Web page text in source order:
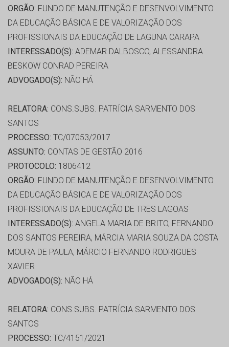
ORGÃO: FUNDO DE MANUTENÇÃO E DESENVOLVIMENTO
DA EDUCAÇÃO BÁSICA E DE VALORIZAÇÃO DOS
PROFISSIONAIS DA EDUCAÇÃO DE LAGUNA CARAPA
INTERESSADO(S): ADEMAR DALBOSCO, ALESSANDRA
BESKOW CONRAD PEREIRA
ADVOGADO(S): NÃO HÁ
RELATORA: CONS.SUBS. PATRÍCIA SARMENTO DOS
SANTOS
PROCESSO: TC/07053/2017
ASSUNTO: CONTAS DE GESTÃO 2016
PROTOCOLO: 1806412
ORGÃO: FUNDO DE MANUTENÇÃO E DESENVOLVIMENTO
DA EDUCAÇÃO BÁSICA E DE VALORIZAÇÃO DOS
PROFISSIONAIS DA EDUCAÇÃO DE TRES LAGOAS
INTERESSADO(S): ANGELA MARIA DE BRITO, FERNANDO
DOS SANTOS PEREIRA, MÁRCIA MARIA SOUZA DA COSTA
MOURA DE PAULA, MÁRCIO FERNANDO RODRIGUES
XAVIER
ADVOGADO(S): NÃO HÁ
RELATORA: CONS.SUBS. PATRÍCIA SARMENTO DOS
SANTOS
PROCESSO: TC/4151/2021